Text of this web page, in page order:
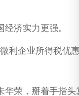
济实力更强。
企业所得税优惠
荣，掰着手指头